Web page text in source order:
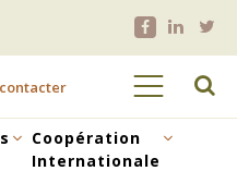
Coopération
Internationale